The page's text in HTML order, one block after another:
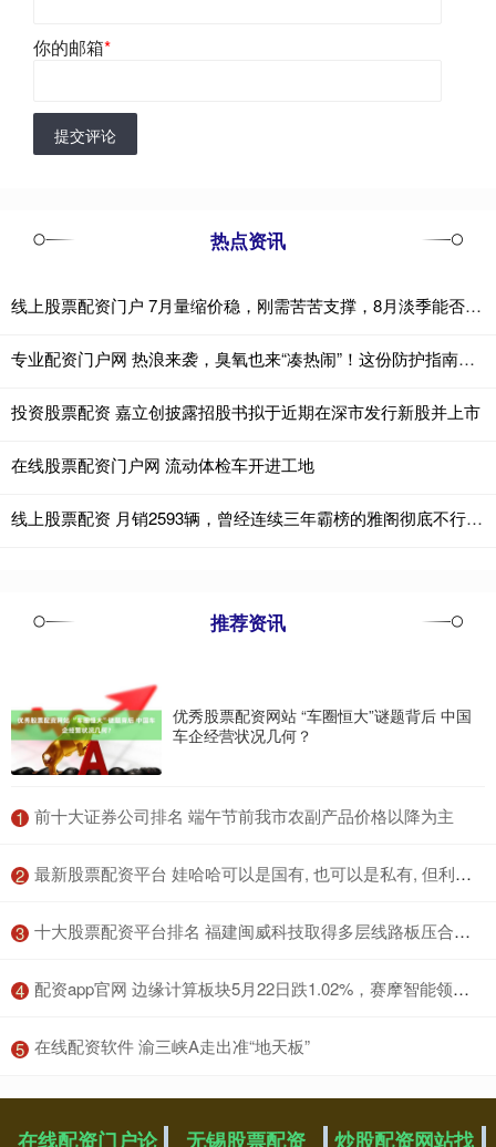
你的邮箱*
提交评论
热点资讯
线上股票配资门户 7月量缩价稳，刚需苦苦支撑，8月淡季能否守住最后防线？
专业配资门户网 热浪来袭，臭氧也来“凑热闹”！这份防护指南请收好
投资股票配资 嘉立创披露招股书拟于近期在深市发行新股并上市
在线股票配资门户网 流动体检车开进工地
线上股票配资 月销2593辆，曾经连续三年霸榜的雅阁彻底不行了？
推荐资讯
优秀股票配资网站 “车圈恒大”谜题背后 中国
车企经营状况几何？
1 ​前十大证券公司排名 端午节前我市农副产品价格以降为主
2 ​最新股票配资平台 娃哈哈可以是国有, 也可以是私有, 但利润绝不能转移到国外!
3 ​十大股票配资平台排名 福建闽威科技取得多层线路板压合装置专利，减少因为下压结构过度下压而导致电路板损坏
4 ​配资app官网 边缘计算板块5月22日跌1.02%，赛摩智能领跌，主力资金净流出14.34亿元
5 ​在线配资软件 渝三峡A走出准“地天板”
在线配资门户论 无锡股票配资 炒股配资网站找